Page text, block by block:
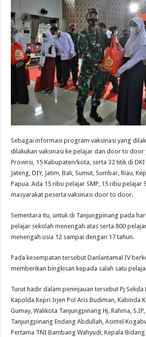
Sebagai informasi program vaksinasi yang
dilakukan vaksinasi ke pelajar dan door to door
Provinsi, 15 Kabupaten/kota, serta 32 titik di DKI
Jateng, DIY, Jatim, Bali, Sumut, Sumbar, Riau,
Papua. Ada 15 ribu pelajar SMP, 15 ribu pelajar
masyarakat peserta vaksinasi door to door.
Sementara itu, untuk di Tanjungpinang pada
pelajar sekolah menengah atas serta 800
menengah usia 12 sampai dengan 17 tahun.
Pada kesempatan tersebut Danlantamal IV
memberikan bingkisan kepada salah satu
Turut hadir dalam peninjauan tersebut Pj Sekda
Kapolda Kepri Irjen Pol Aris Budiman, Kabinda
Gumay, Walikota Tanjungpinang Hj. Rahma,
Tanjungpinang Endang Abdullah, Asintel
Pertama TNI Bambang Wahyudi, Kepala